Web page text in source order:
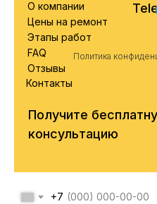
Политика
Цены на ремонт
Этапы работ
FAQ
Отзывы
О компании
Получите
консультацию
+7
Контакты